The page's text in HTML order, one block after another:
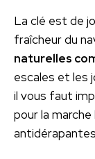
La clé est de
fraîcheur du
naturelles
escales et les
il vous faut
pour la